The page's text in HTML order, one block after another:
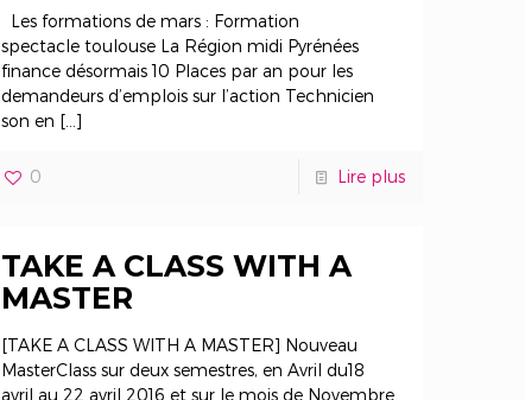
Les formations de mars : Formation
spectacle toulouse La Région midi Pyrénées
finance désormais 10 Places par an pour les
demandeurs d’emplois sur l’action Technicien
son en […]
0 Lire plus
TAKE A CLASS WITH A
MASTER
[TAKE A CLASS WITH A MASTER] Nouveau
MasterClass sur deux semestres, en Avril du18
avril au 22 avril 2016 et sur le mois de Novembre